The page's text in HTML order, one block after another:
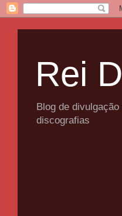
Rei
Blog de
discografias